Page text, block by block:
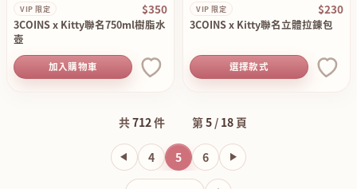
VIP 限定 $350
3COINS x Kitty聯名750ml樹脂水
壺
加入購物車
VIP 限定 $230
3COINS x Kitty聯名立體拉錬包
選擇款式
共712件 第5 / 18 頁
4 5 6